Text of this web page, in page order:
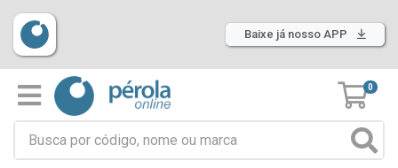
Baixe já nosso APP
0